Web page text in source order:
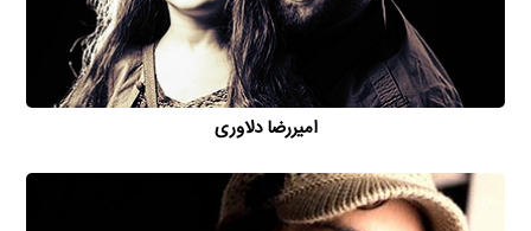
امیررضا دلاوری